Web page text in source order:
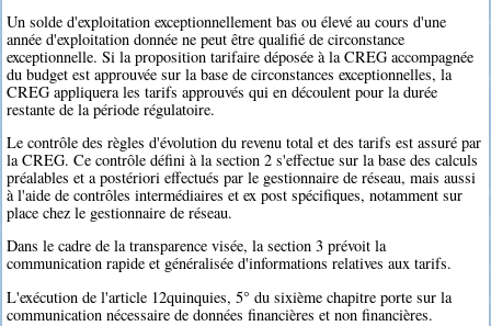
Un solde d'exploitation exceptionnellement bas ou élevé au cours d'une
année d'exploitation donnée ne peut être qualifié de circonstance
exceptionnelle. Si la proposition tarifaire déposée à la CREG accompagnée
du budget est approuvée sur la base de circonstances exceptionnelles, la
CREG appliquera les tarifs approuvés qui en découlent pour la durée
restante de la période régulatoire.
Le contrôle des règles d'évolution du revenu total et des tarifs est assuré par
la CREG. Ce contrôle défini à la section 2 s'effectue sur la base des calculs
préalables et a postériori effectués par le gestionnaire de réseau, mais aussi
à l'aide de contrôles intermédiaires et ex post spécifiques, notamment sur
place chez le gestionnaire de réseau.
Dans le cadre de la transparence visée, la section 3 prévoit la
communication rapide et généralisée d'informations relatives aux tarifs.
L'exécution de l'article 12quinquies, 5° du sixième chapitre porte sur la
communication nécessaire de données financières et non financières.